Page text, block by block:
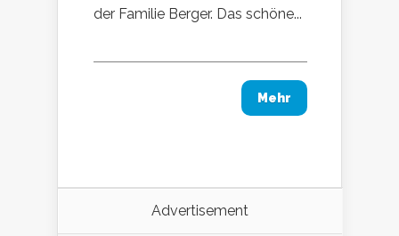
der Familie Berger. Das schöne...
Mehr
Advertisement